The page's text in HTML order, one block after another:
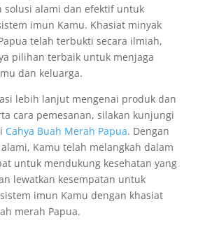
solusi alami dan efektif untuk
imun Kamu. Khasiat minyak
telah terbukti secara ilmiah,
pilihan terbaik untuk menjaga
dan keluarga.
lebih lanjut mengenai produk dan
cara pemesanan, silakan kunjungi
Cahya Buah Merah Papua. Dengan
Kamu telah melangkah dalam
untuk mendukung kesehatan yang
lewatkan kesempatan untuk
imun Kamu dengan khasiat
merah Papua.